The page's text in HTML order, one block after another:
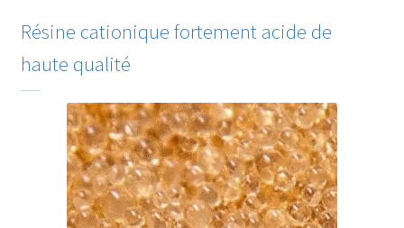
Résine cationique fortement acide de
haute qualité